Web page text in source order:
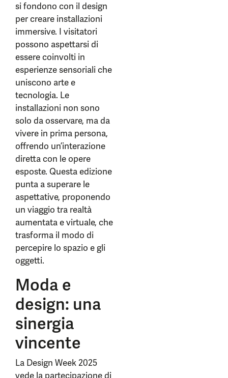
si fondono con il design
per creare installazioni
immersive. I visitatori
possono aspettarsi di
essere coinvolti in
esperienze sensoriali che
uniscono arte e
tecnologia. Le
installazioni non sono
solo da osservare, ma da
vivere in prima persona,
offrendo un’interazione
diretta con le opere
esposte. Questa edizione
punta a superare le
aspettative, proponendo
un viaggio tra realtà
aumentata e virtuale, che
trasforma il modo di
percepire lo spazio e gli
oggetti.
Moda e
design: una
sinergia
vincente
La Design Week 2025
vede la partecipazione di